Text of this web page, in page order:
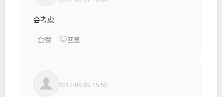
会考虑
赞 回复
2017-06-29 15:50